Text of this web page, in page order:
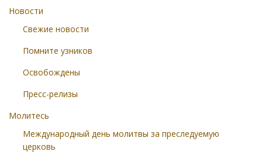
Новости
Свежие новости
Помните узников
Освобождены
Пресс-релизы
Молитесь
Международный день молитвы за преследуемую
церковь